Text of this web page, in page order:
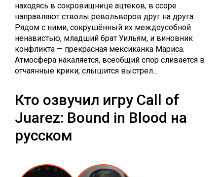
находясь в сокровищнице ацтеков, в ссоре
направляют стволы револьверов друг на друга.
Рядом с ними, сокрушённый их междоусобной
ненавистью, младший брат Уильям, и виновник
конфликта — прекрасная мексиканка Мариса.
Атмосфера накаляется, всеобщий спор сливается в
отчаянные крики, слышится выстрел…
Кто озвучил игру Call of
Juarez: Bound in Blood на
русском